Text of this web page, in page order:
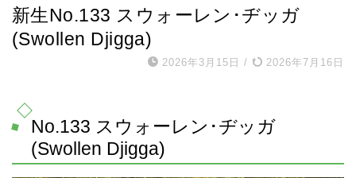
新生No.133 スウォーレン･ヂッガ
(Swollen Djigga)
2026年3月15日 / 2026年7月16日
No.133 スウォーレン･ヂッガ
(Swollen Djigga)